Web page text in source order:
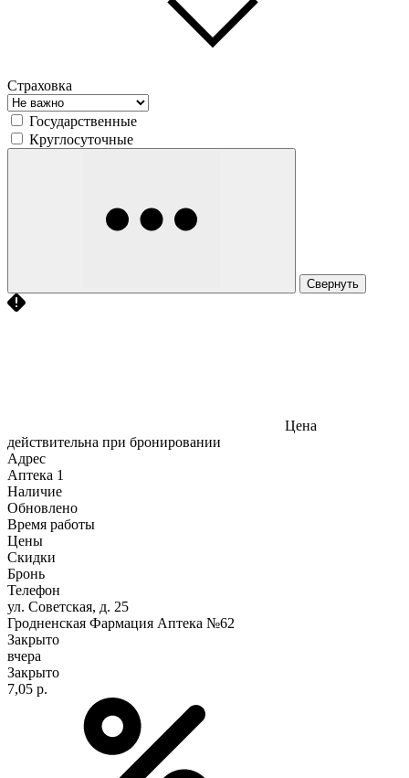
Страховка
Государственные
Круглосуточные
Свернуть
Цена
действительна при бронировании
Адрес
Аптека 1
Наличие
Обновлено
Время работы
Цены
Скидки
Бронь
Телефон
ул. Советская, д. 25
Гродненская Фармация Аптека №62
Закрыто
вчера
Закрыто
7,05 р.